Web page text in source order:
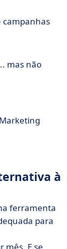
mas não
à
ferramenta
para